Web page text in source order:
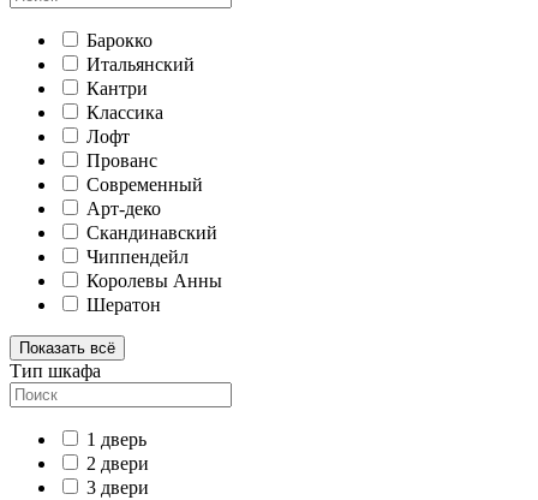
Барокко
Итальянский
Кантри
Классика
Лофт
Прованс
Современный
Арт-деко
Скандинавский
Чиппендейл
Королевы Анны
Шератон
Показать всё
Тип шкафа
1 дверь
2 двери
3 двери